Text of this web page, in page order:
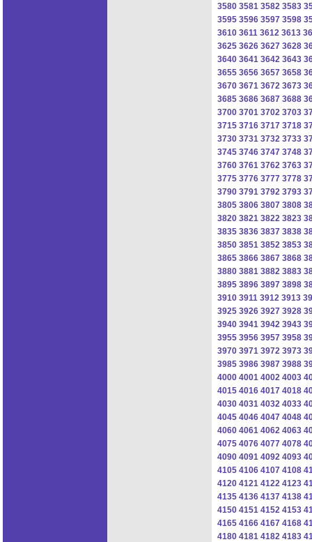
3580 3581 3582 3583
3595 3596 3597 3598
3610 3611 3612 3613
3625 3626 3627 3628
3640 3641 3642 3643
3655 3656 3657 3658
3670 3671 3672 3673
3685 3686 3687 3688
3700 3701 3702 3703
3715 3716 3717 3718
3730 3731 3732 3733
3745 3746 3747 3748
3760 3761 3762 3763
3775 3776 3777 3778
3790 3791 3792 3793
3805 3806 3807 3808
3820 3821 3822 3823
3835 3836 3837 3838
3850 3851 3852 3853
3865 3866 3867 3868
3880 3881 3882 3883
3895 3896 3897 3898
3910 3911 3912 3913
3925 3926 3927 3928
3940 3941 3942 3943
3955 3956 3957 3958
3970 3971 3972 3973
3985 3986 3987 3988
4000 4001 4002 4003
4015 4016 4017 4018
4030 4031 4032 4033
4045 4046 4047 4048
4060 4061 4062 4063
4075 4076 4077 4078
4090 4091 4092 4093
4105 4106 4107 4108
4120 4121 4122 4123
4135 4136 4137 4138
4150 4151 4152 4153
4165 4166 4167 4168
4180 4181 4182 4183